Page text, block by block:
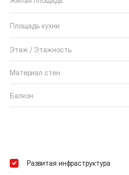
Площадь кухни
Этаж / Этажность
Материал стен
Балкон
Развитая инфраструктура